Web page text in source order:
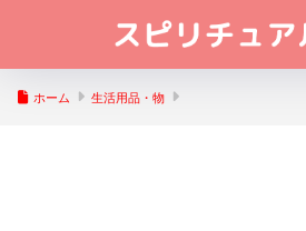
ホーム 生活用品・物